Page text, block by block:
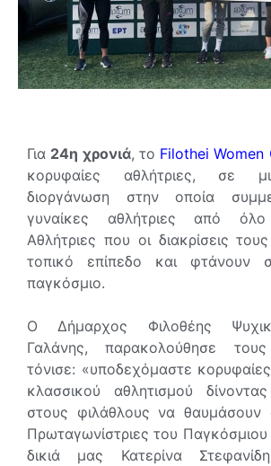
Για 24η χρονιά, το Filothei Women
κορυφαίες αθλήτριες, σε
διοργάνωση στην οποία
γυναίκες αθλήτριες από
Αθλήτριες που οι διακρίσεις
τοπικό επίπεδο και φτάνουν
παγκόσμιο.
Ο Δήμαρχος Φιλοθέης
Γαλάνης, παρακολούθησε
τόνισε: «υποδεχόμαστε
κλασσικού αθλητισμού
στους φιλάθλους να θαυμάσουν
Πρωταγωνίστριες του
δικιά μας Κατερίνα